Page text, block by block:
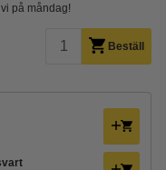
på måndag!
Beställ